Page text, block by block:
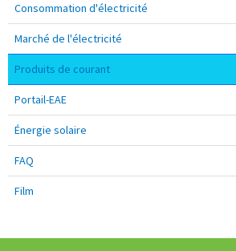
Consommation d'électricité
Marché de l'électricité
Produits de courant
Portail-EAE
Énergie solaire
FAQ
Film